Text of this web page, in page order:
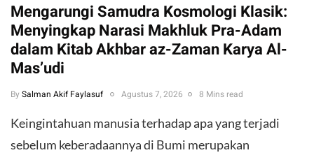
Mengarungi Samudra Kosmologi Klasik:
Menyingkap Narasi Makhluk Pra-Adam
dalam Kitab Akhbar az-Zaman Karya Al-
Mas’udi
By Salman Akif Faylasuf Agustus 7, 2026 8 Mins read
Keingintahuan manusia terhadap apa yang terjadi
sebelum keberadaannya di Bumi merupakan